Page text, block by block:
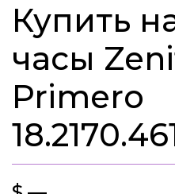
Купить
часы
Primero